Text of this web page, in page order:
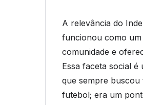
A relevância do
funcionou como
comunidade e
Essa faceta social é
que sempre buscou
futebol; era um